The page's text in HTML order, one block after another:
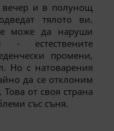
вечер и в полунощ
тялото ви.
може да наруши
- естествените
промени,
Но с натоварения
да се отклоним
от своя страна
със съня.